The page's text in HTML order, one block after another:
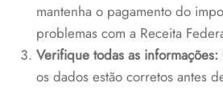
mantenha o pagamento do
problemas com a Receita
Verifique todas as informações:
os dados estão corretos antes